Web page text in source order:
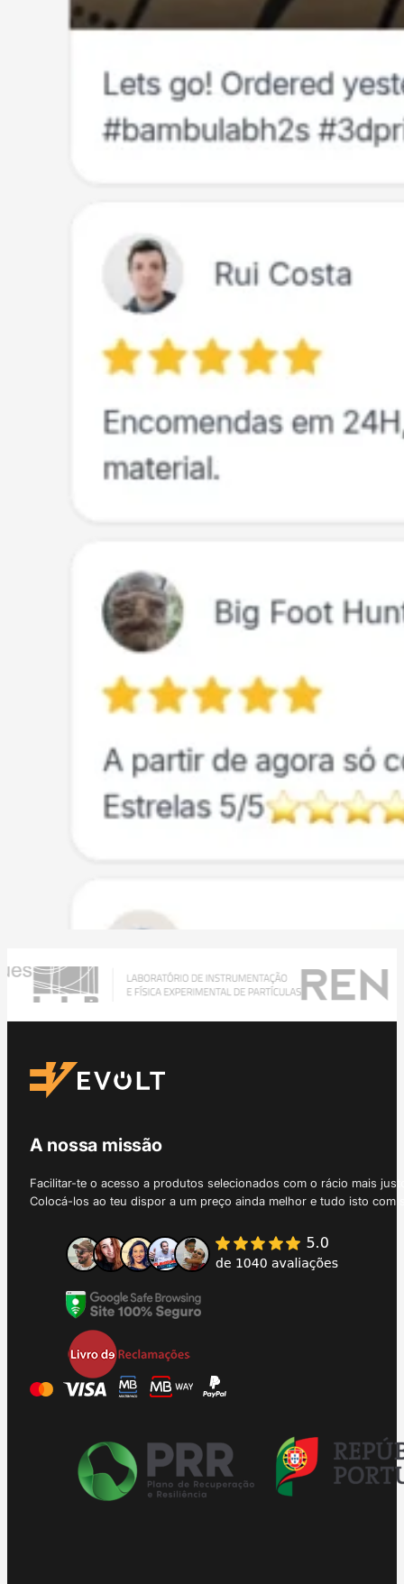
A nossa missão
Facilitar-te o acesso a produtos selecionados com o rácio mais
Colocá-los ao teu dispor a um preço ainda melhor e tudo isto